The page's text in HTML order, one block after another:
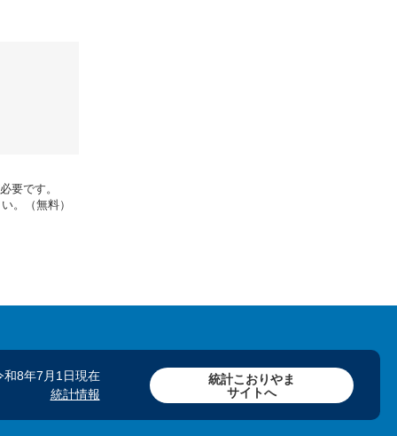
要です。
。（無料）
和8年7月1日現在
統計情報
統計こおりやま
サイトへ